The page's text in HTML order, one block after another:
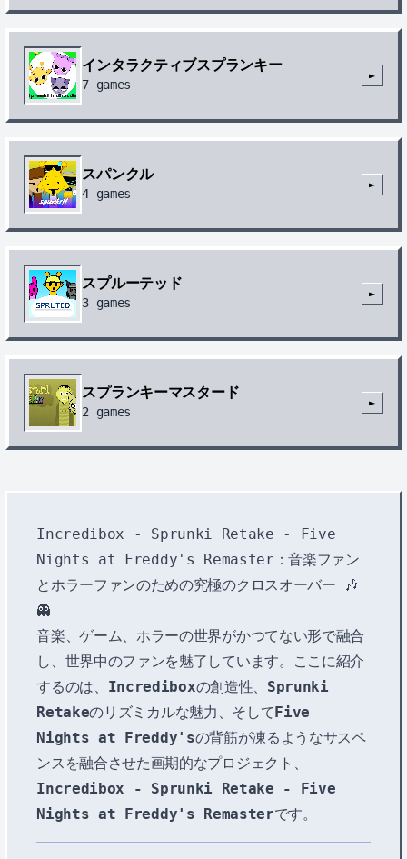
インタラクティブスプランキー
7 games
►
スパンクル
4 games
►
スプルーテッド
3 games
►
スプランキーマスタード
2 games
►
Incredibox - Sprunki Retake - Five
Nights at Freddy's Remaster：音楽ファン
とホラーファンのための究極のクロスオーバー 🎶
👻
音楽、ゲーム、ホラーの世界がかつてない形で融合
し、世界中のファンを魅了しています。ここに紹介
するのは、 Incrediboxの創造性、 Sprunki
Retakeのリズミカルな魅力、そしてFive
Nights at Freddy'sの背筋が凍るようなサスペ
ンスを融合させた画期的なプロジェクト、
Incredibox - Sprunki Retake - Five
Nights at Freddy's Remasterです。